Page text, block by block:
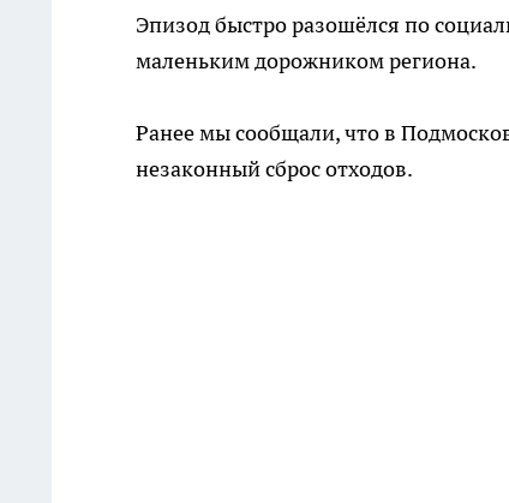
Эпизод быстро разошёлся по
маленьким дорожником региона.
Ранее мы сообщали, что в
незаконный сброс отходов.